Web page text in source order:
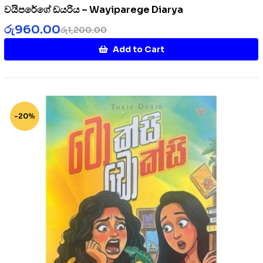
වයිපරේගේ ඩයරිය – Wayiparege Diarya
රු1,200.00
රු960.00
Add to Cart
-20%